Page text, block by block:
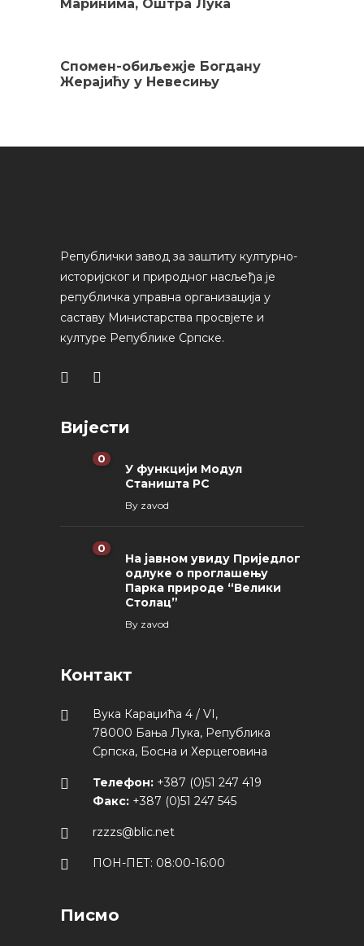
Маринима, Оштра Лука
Спомен-обиљежје Богдану
Жерајићу у Невесињу
Републички завод за заштиту културно-
историјског и природног насљеђа је
републичка управна организација у
саставу Министарства просвјете и
културе Републике Српске.
Вијести
0
У функцији Модул
Станишта РС
By zavod
0
На јавном увиду Приједлог
oдлуке о проглашењу
Парка природе “Велики
Столац”
By zavod
Контакт
Вука Караџића 4 / VI,
78000 Бања Лука, Република
Српска, Босна и Херцеговина
Телефон: +387 (0)51 247 419
Факс: +387 (0)51 247 545
rzzzs@blic.net
ПОН-ПЕТ: 08:00-16:00
Писмо